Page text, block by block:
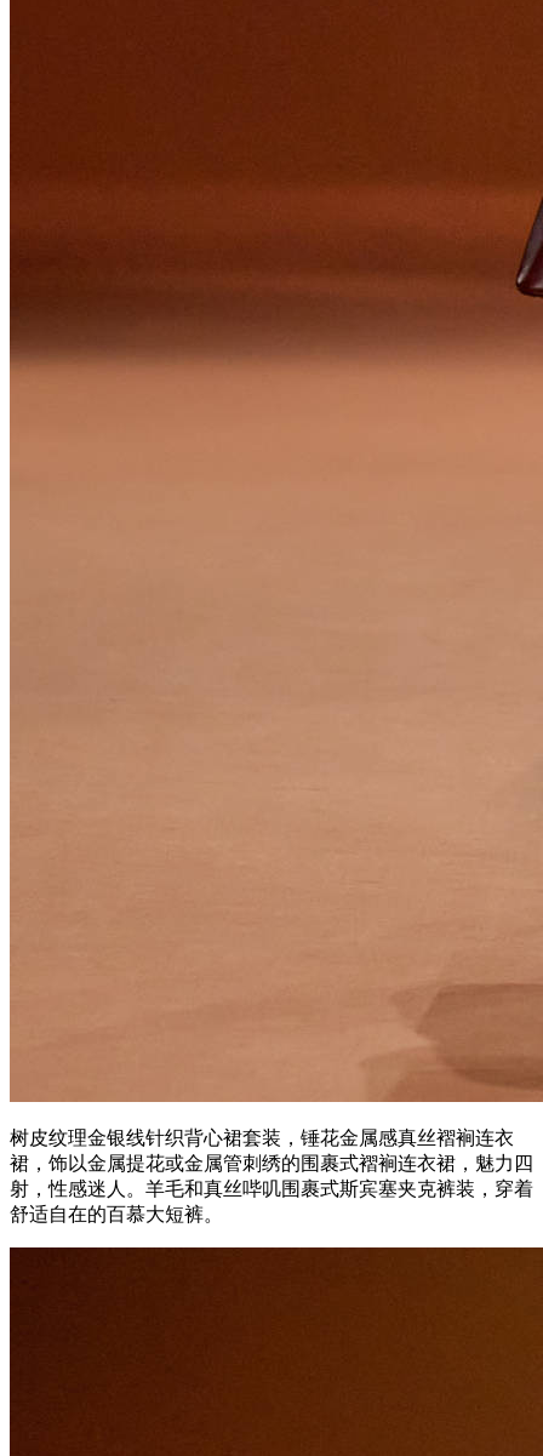
树皮纹理金银线针织背心裙套装，锤花金属感真丝褶裥连衣
裙，饰以金属提花或金属管刺绣的围裹式褶裥连衣裙，魅力四
射，性感迷人。羊毛和真丝哔叽围裹式斯宾塞夹克裤装，穿着
舒适自在的百慕大短裤。